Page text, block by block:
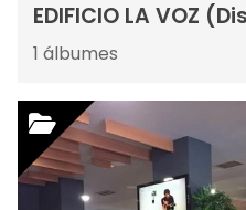
EDIFICIO LA VOZ
1 álbumes